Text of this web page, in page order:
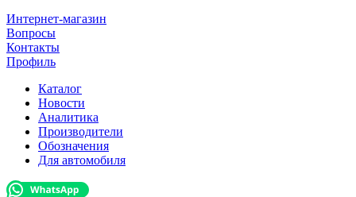
Интернет-магазин
Вопросы
Контакты
Профиль
Каталог
Новости
Аналитика
Производители
Обозначения
Для автомобиля